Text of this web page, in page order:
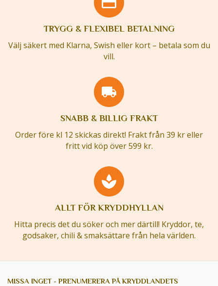
TRYGG & FLEXIBEL BETALNING
Välj säkert med Klarna, Swish eller kort – betala som du
vill.
SNABB & BILLIG FRAKT
Order före kl 12 skickas direkt! Frakt från 39 kr eller
fritt vid köp över 599 kr.
ALLT FÖR KRYDDHYLLAN
Hitta precis det du söker och mer därtill! Kryddor, te,
godsaker, chili & smaksättare från hela världen.
MISSA INGET - PRENUMERERA PÅ KRYDDLANDETS